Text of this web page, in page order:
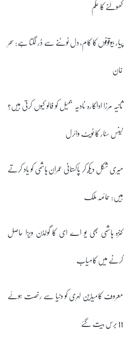
کھولنے کا حکم
پیار بیوقوفوں کا کام، دل ٹوٹنے سے ڈر لگتا ہے: سحر
خان
ثانیہ مرزا اداکارہ نادیہ جمیل کو فالو کیوں کرتی ہیں؟
ٹینس سٹار کا ٹویٹ وائرل
میری شکل دیکھ کر پاکستانی عمران ہاشمی کو یاد کرتے
ہیں: حمائمہ ملک
کنزہ ہاشمی بھی یو اے ای کا گولڈن ویزا حاصل
کرنے میں کامیاب
معروف کامیڈین لہری کو دنیا سے رخصت ہوئے
11 برس بیت گئے